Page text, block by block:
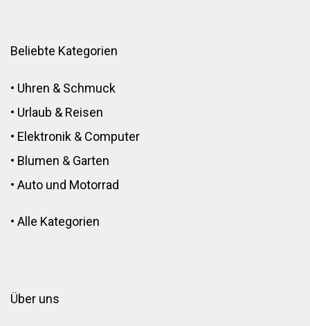
Beliebte Kategorien
• Uhren & Schmuck
• Urlaub & Reisen
• Elektronik & Computer
• Blumen & Garten
• Auto und Motorrad
• Alle Kategorien
Über uns